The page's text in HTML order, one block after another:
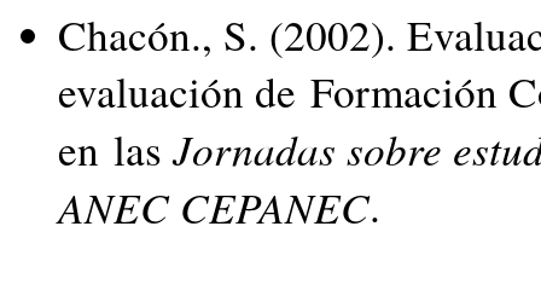
Chacón., S. (2002).
evaluación de Formación
en lasJornadas sobre
ANEC CEPANEC.